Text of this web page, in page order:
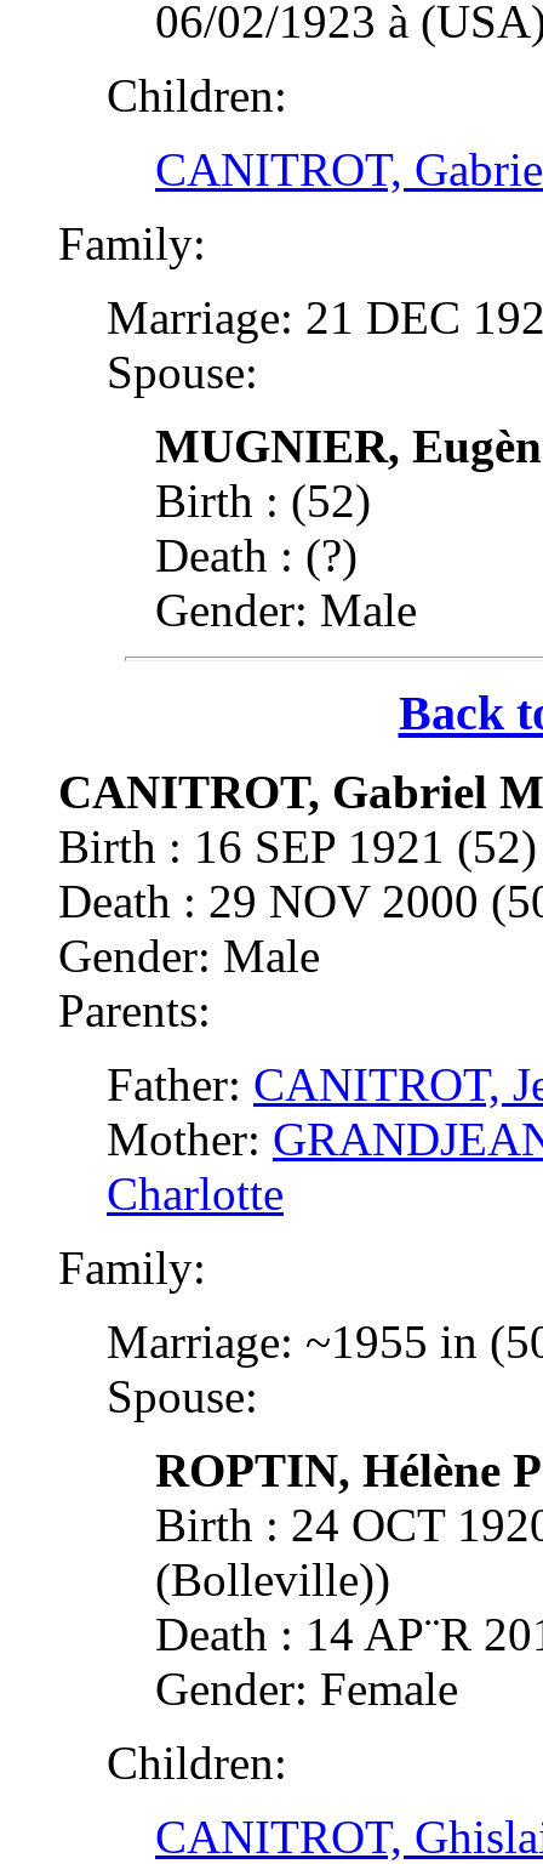
06/02/1923 à
Children:
CANITROT,
Family:
Marriage: 21 DEC
Spouse:
MUGNIER,
Birth : (52)
Death : (?)
Gender: Male
Back
CANITROT, Gabriel
Birth : 16 SEP 1921
Death : 29 NOV 2000
Gender: Male
Parents:
Father: CANITROT,
Mother:
Charlotte
Family:
Marriage: ~1955 in
Spouse:
ROPTIN, Hélène
Birth : 24 OCT
(Bolleville))
Death : 14 AP¨R
Gender: Female
Children:
CANITROT,